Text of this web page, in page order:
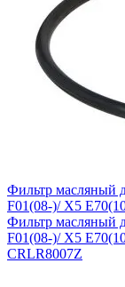
Фильтр масляный
F01(08-)/ X5
Фильтр масляный
F01(08-)/ X5
CRLR8007Z